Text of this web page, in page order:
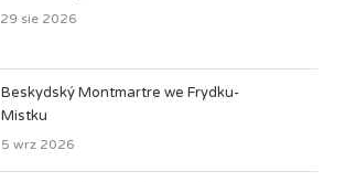
29 sie 2026
Beskydský Montmartre we Frydku-
Mistku
5 wrz 2026